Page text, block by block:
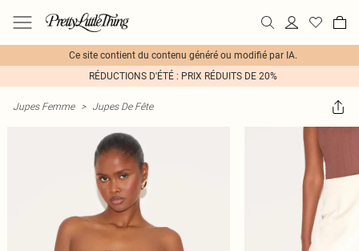
Ce site contient du contenu généré ou modifié par IA.
RÉDUCTIONS D'ÉTÉ : PRIX RÉDUITS DE 20%
Jupes Femme > Jupes De Fête